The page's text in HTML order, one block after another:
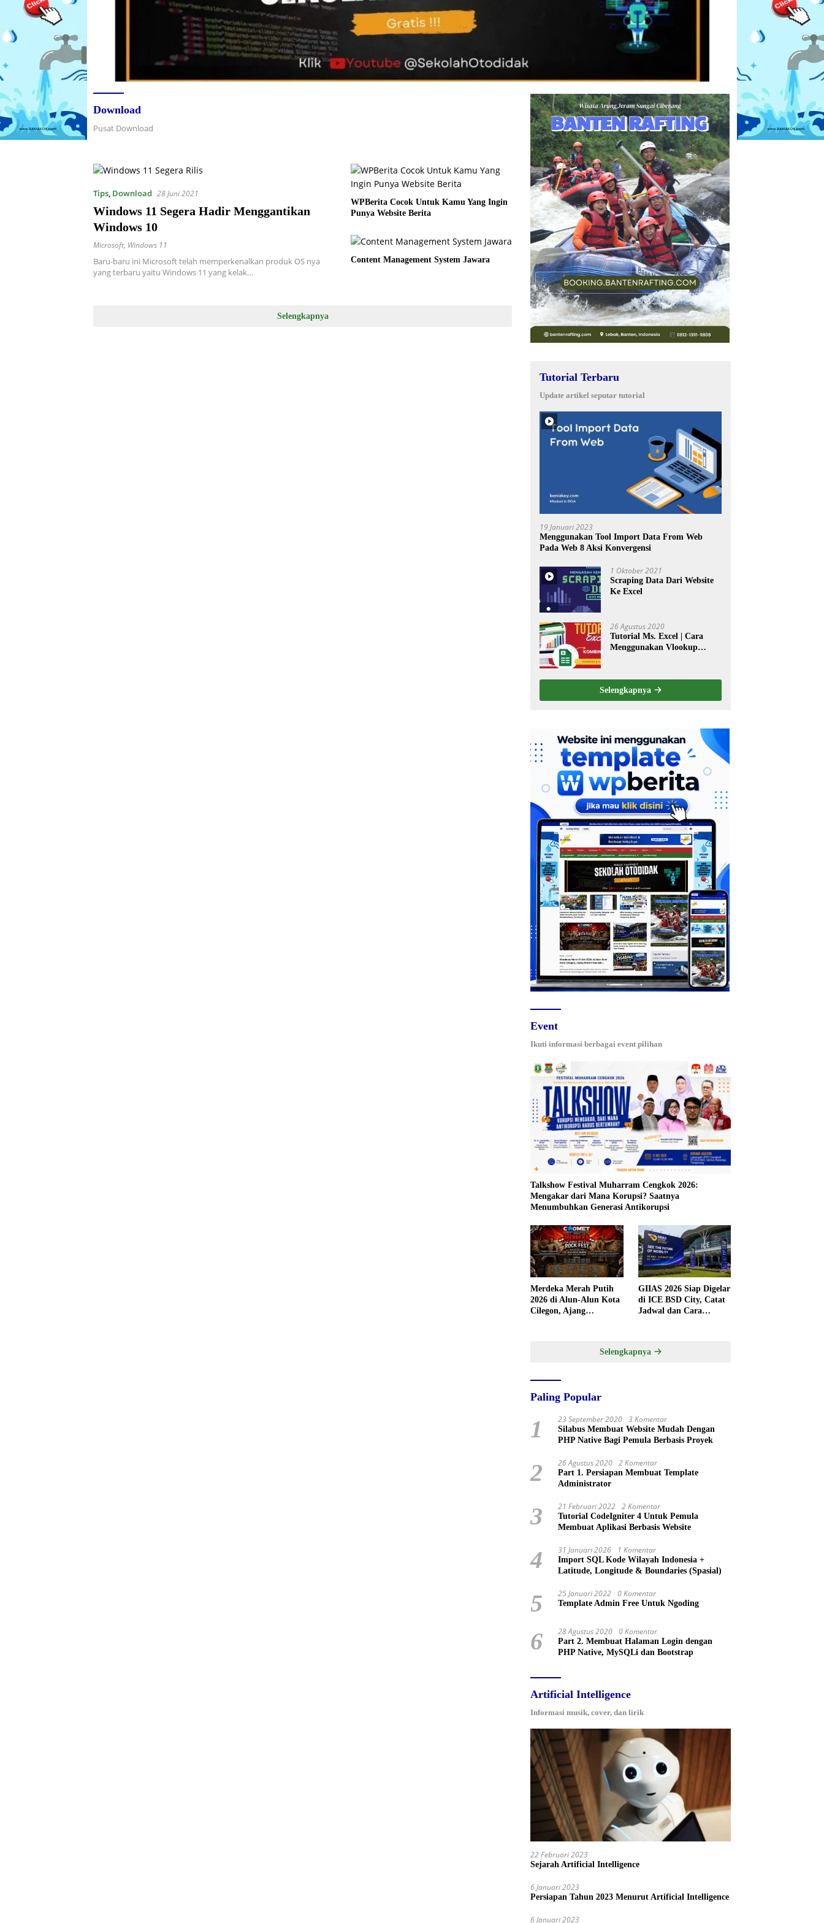
Download
Pusat Download
Tips, Download 28 Juni 2021
Windows 11 Segera Hadir Menggantikan
Windows 10
Microsoft, Windows 11
Baru-baru ini Microsoft telah memperkenalkan produk OS nya
yang terbaru yaitu Windows 11 yang kelak…
WPBerita Cocok Untuk Kamu Yang Ingin
Punya Website Berita
Content Management System Jawara
Selengkapnya
Tutorial Terbaru
Update artikel seputar tutorial
19 Januari 2023
Menggunakan Tool Import Data From Web
Pada Web 8 Aksi Konvergensi
1 Oktober 2021
Scraping Data Dari Website
Ke Excel
26 Agustus 2020
Tutorial Ms. Excel | Cara
Menggunakan Vlookup
Selengkapnya
Event
Ikuti informasi berbagai event pilihan
Talkshow Festival Muharram Cengkok 2026:
Mengakar dari Mana Korupsi? Saatnya
Menumbuhkan Generasi Antikorupsi
Merdeka Merah Putih
2026 di Alun-Alun Kota
Cilegon, Ajang
GIIAS 2026 Siap Digelar
di ICE BSD City, Catat
Jadwal dan Cara
Selengkapnya
Paling Popular
1 23 September 2020 3 Komentar
Silabus Membuat Website Mudah Dengan
PHP Native Bagi Pemula Berbasis Proyek
2 26 Agustus 2020 2 Komentar
Part 1. Persiapan Membuat Template
Administrator
3 21 Februari 2022 2 Komentar
Tutorial CodeIgniter 4 Untuk Pemula
Membuat Aplikasi Berbasis Website
4 31 Januari 2026 1 Komentar
Import SQL Kode Wilayah Indonesia +
Latitude, Longitude & Boundaries (Spasial)
5 25 Januari 2022 0 Komentar
Template Admin Free Untuk Ngoding
6 28 Agustus 2020 0 Komentar
Part 2. Membuat Halaman Login dengan
PHP Native, MySQLi dan Bootstrap
Artificial Intelligence
Informasi musik, cover, dan lirik
22 Februari 2023
Sejarah Artificial Intelligence
6 Januari 2023
Persiapan Tahun 2023 Menurut Artificial Intelligence
6 Januari 2023